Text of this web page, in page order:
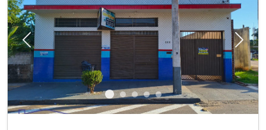
Previous Next